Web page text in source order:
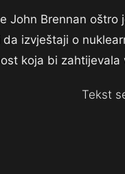
John Brennan
da izvještaji o
koja bi zahtijevala
Tekst